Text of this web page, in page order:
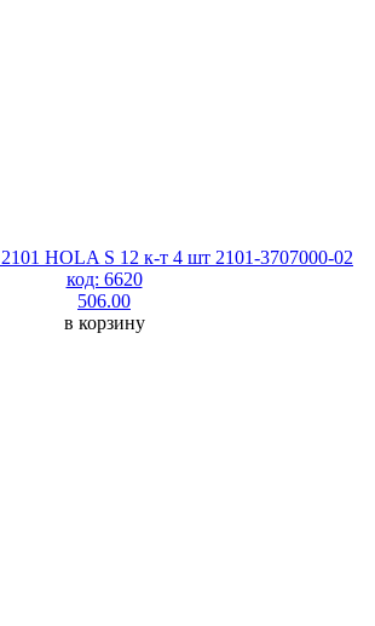
HOLA S 12 к-т 4 шт 2101-3707000-02
код: 6620
506.00
в корзину